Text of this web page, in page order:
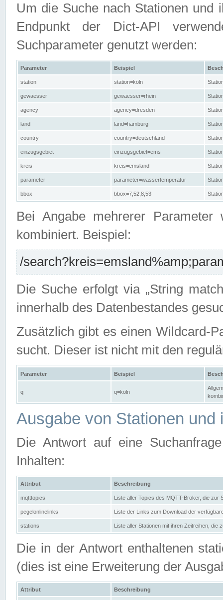
Um die Suche nach Stationen und
Endpunkt der Dict-API
Suchparameter genutzt werden:
Parameter Beispiel
station station=köln
gewaesser gewaesser=rhein
agency agency=dresden
land land=hamburg
country country=deutschland
einzugsgebiet einzugsgebiet=ems
kreis kreis=emsland
parameter parameter=wassertemperatur
bbox bbox=7,52,8,53
Bei Angabe mehrerer Parameter
kombiniert. Beispiel:
/
Die Suche erfolgt via „String
innerhalb des Datenbestandes
Zusätzlich gibt es einen Wildcard-
sucht. Dieser ist nicht mit den
Parameter Beispiel
q q=köln
Ausgabe von Stationen und
Die Antwort auf eine
Inhalten:
Attribut Beschreibung
mqtttopics Liste aller Topics des MQTT-Broker, die zur
pegelonlinelinks Liste der Links zum Download der
stations Liste aller Stationen mit ihren Zeitreihen, die
Die in der Antwort enthaltenen
(dies ist eine Erweiterung der
Attribut Beschreibung